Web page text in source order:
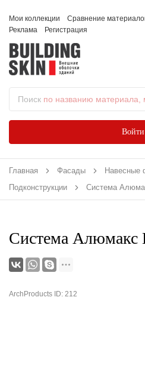
Мои коллекции Сравнение
Реклама
Регистрация
Поиск по названию материала,
Войти
Главная Фасады
Навесные
Подконструкции
Система
Система
ArchProducts ID: 212